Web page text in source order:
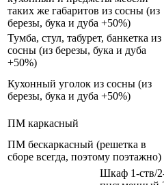
таких же габаритов из сосны (из
березы, бука и дуба +50%)
Тумба, стул, табурет, банкетка из
сосны (из березы, бука и дуба
+50%)
Кухонный уголок из сосны (из
березы, бука и дуба +50%)
ПМ каркасный
ПМ бескаркасный (решетка в
сборе всегда, поэтому поэтажно)
Шкаф 1-ств/